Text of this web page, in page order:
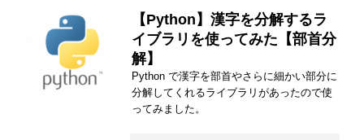
【Python】漢字を分解するラ
イブラリを使ってみた【部首分
解】
Python で漢字を部首やさらに細かい部分に
分解してくれるライブラリがあったので使
ってみました。